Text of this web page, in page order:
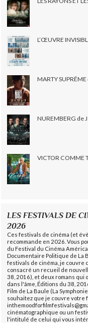
L’ŒUVRE
MARTY
NUREMBERG de
VICTOR COMME
LES FESTIVALS DE
2026
Ces festivals de cinéma (et
recommande en 2026. Vous
du Festival du Cinéma
Documentaire Politique de La
festivals de cinéma, je couvre
consacré un recueil de
38, 2016), et deux romans qui
dans l'âme, Éditions du 38,
Film de La Baule (La
souhaitez que je couvre votre
cinématographique ou un
l'intitulé de celui qui vous